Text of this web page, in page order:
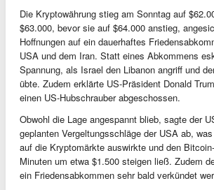
Die Kryptowährung stieg am Sonntag auf
$63.000, bevor sie auf $64.000 anstieg,
Hoffnungen auf ein dauerhaftes
USA und dem Iran. Statt eines Abkommens
Spannung, als Israel den Libanon angriff und
übte. Zudem erklärte US-Präsident Donald
einen US-Hubschrauber abgeschossen.
Obwohl die Lage angespannt blieb, sagte der
geplanten Vergeltungsschläge der USA ab,
auf die Kryptomärkte auswirkte und den
Minuten um etwa $1.500 steigen ließ. Zudem
ein Friedensabkommen sehr bald verkündet